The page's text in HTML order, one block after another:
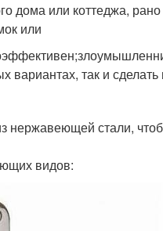
или коттеджа, рано
или
так и сделать
нержавеющей стали,
видов: